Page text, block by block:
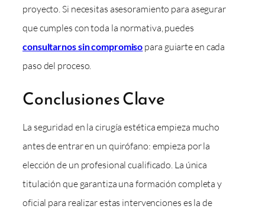
proyecto. Si necesitas asesoramiento para asegurar
que cumples con toda la normativa, puedes
consultarnos sin compromiso para guiarte en cada
paso del proceso.
Conclusiones Clave
La seguridad en la cirugía estética empieza mucho
antes de entrar en un quirófano: empieza por la
elección de un profesional cualificado. La única
titulación que garantiza una formación completa y
oficial para realizar estas intervenciones es la de